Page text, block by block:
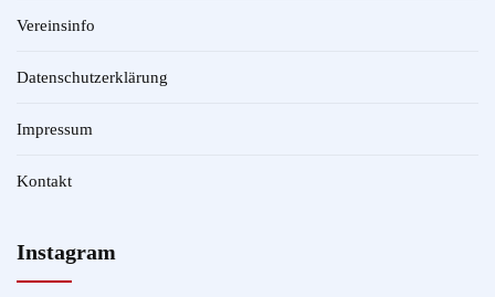
Vereinsinfo
Datenschutzerklärung
Impressum
Kontakt
Instagram